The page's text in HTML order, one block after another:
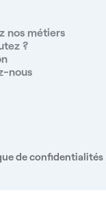
le
de votre
aux jeunes
les
pour
nos métiers
?
nous
de confidentialités